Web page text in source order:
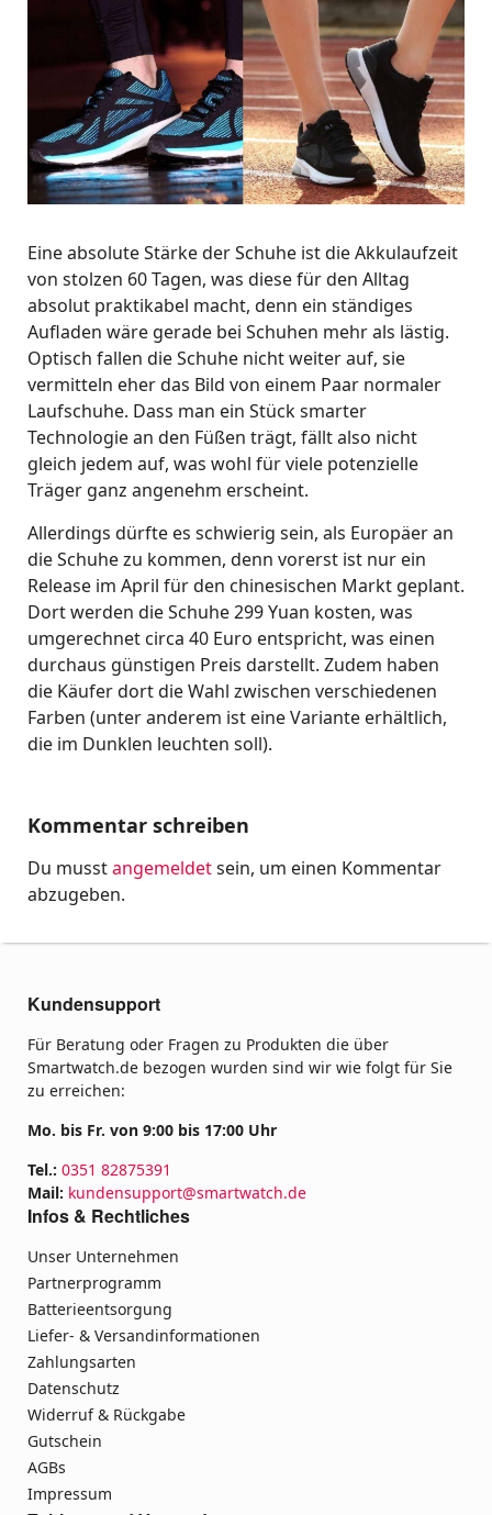
Eine absolute Stärke der Schuhe ist die Akkulaufzeit
von stolzen 60 Tagen, was diese für den Alltag
absolut praktikabel macht, denn ein ständiges
Aufladen wäre gerade bei Schuhen mehr als lästig.
Optisch fallen die Schuhe nicht weiter auf, sie
vermitteln eher das Bild von einem Paar normaler
Laufschuhe. Dass man ein Stück smarter
Technologie an den Füßen trägt, fällt also nicht
gleich jedem auf, was wohl für viele potenzielle
Träger ganz angenehm erscheint.
Allerdings dürfte es schwierig sein, als Europäer an
die Schuhe zu kommen, denn vorerst ist nur ein
Release im April für den chinesischen Markt geplant.
Dort werden die Schuhe 299 Yuan kosten, was
umgerechnet circa 40 Euro entspricht, was einen
durchaus günstigen Preis darstellt. Zudem haben
die Käufer dort die Wahl zwischen verschiedenen
Farben (unter anderem ist eine Variante erhältlich,
die im Dunklen leuchten soll).
Kommentar schreiben
Du musstangemeldetsein, um einen Kommentar
abzugeben.
Kundensupport
Für Beratung oder Fragen zu Produkten die über
Smartwatch.de bezogen wurden sind wir wie folgt für Sie
zu erreichen:
Mo. bis Fr. von 9:00 bis 17:00 Uhr
Tel.: 0351 82875391
Mail: kundensupport@smartwatch.de
Infos & Rechtliches
Unser Unternehmen
Partnerprogramm
Batterieentsorgung
Liefer- & Versandinformationen
Zahlungsarten
Datenschutz
Widerruf & Rückgabe
Gutschein
AGBs
Impressum